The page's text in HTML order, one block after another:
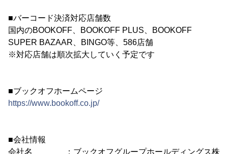
■バーコード決済対応店舗数
国内のBOOKOFF、BOOKOFF PLUS、BOOKOFF
SUPER BAZAAR、BINGO等、586店舗
※対応店舗は順次拡大していく予定です
■ブックオフホームページ
https://www.bookoff.co.jp/
■会社情報
会社名 ：ブックオフグループホールディングス株